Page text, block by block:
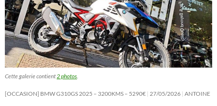
Cette galerie contient 2 photos
[OCCASION] BMW G310GS 2025 – 3200KMS – 5290€ 27/05/2026 ANTOINE